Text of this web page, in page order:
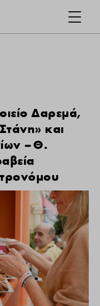
Δαρεμά,
και
– Θ.